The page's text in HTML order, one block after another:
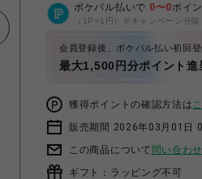
ポケパル払いで 0〜0ポイ
（1P=1円）※キャンペーン分除
会員登録後、ポケパル払い初回
最大1,500円分ポイント進
獲得ポイントの確認方法は
販売期間 2026年03月01日
この商品について 問い合わ
ギフト：ラッピング不可